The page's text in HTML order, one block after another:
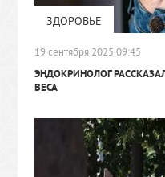
ЗДОРОВЬЕ
19 сентября 2025 09:45
ЭНДОКРИНОЛОГ
ВЕСА